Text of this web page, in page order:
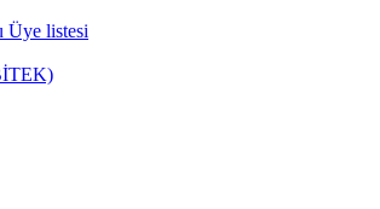
Üye listesi